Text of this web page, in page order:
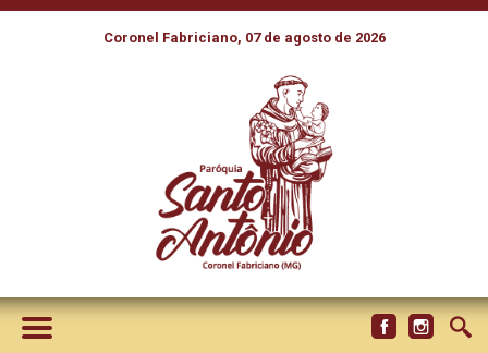
Coronel Fabriciano, 07 de agosto de 2026